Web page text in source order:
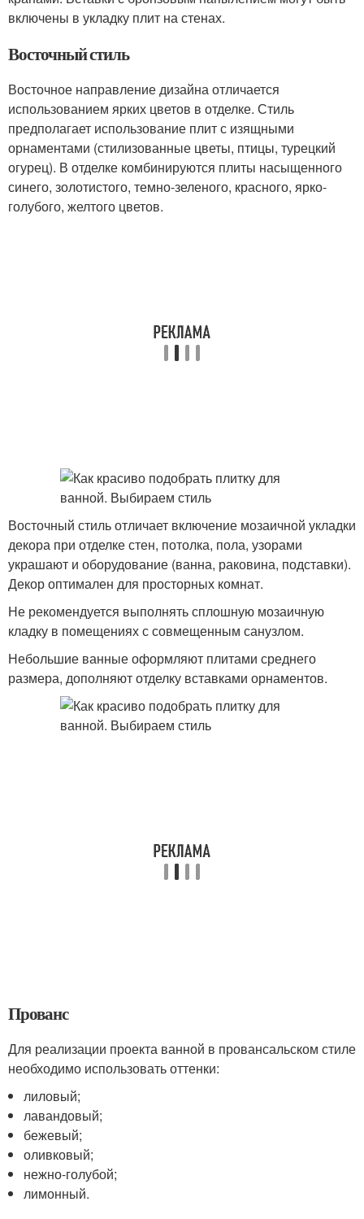
включены в укладку плит на стенах.
Восточный стиль
Восточное направление дизайна отличается
использованием ярких цветов в отделке. Стиль
предполагает использование плит с изящными
орнаментами (стилизованные цветы, птицы, турецкий
огурец). В отделке комбинируются плиты насыщенного
синего, золотистого, темно-зеленого, красного, ярко-
голубого, желтого цветов.
Восточный стиль отличает включение мозаичной укладки
декора при отделке стен, потолка, пола, узорами
украшают и оборудование (ванна, раковина, подставки).
Декор оптимален для просторных комнат.
Не рекомендуется выполнять сплошную мозаичную
кладку в помещениях с совмещенным санузлом.
Небольшие ванные оформляют плитами среднего
размера, дополняют отделку вставками орнаментов.
Прованс
Для реализации проекта ванной в провансальском стиле
необходимо использовать оттенки:
лиловый;
лавандовый;
бежевый;
оливковый;
нежно-голубой;
лимонный.